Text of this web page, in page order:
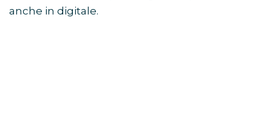
anche in digitale.